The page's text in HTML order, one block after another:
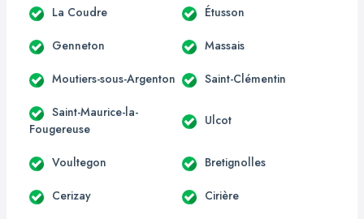
La Coudre Étusson
Genneton Massais
Moutiers-sous-Argenton Saint-Clémentin
Saint-Maurice-la-
Fougereuse
Ulcot
Voultegon Bretignolles
Cerizay Cirière